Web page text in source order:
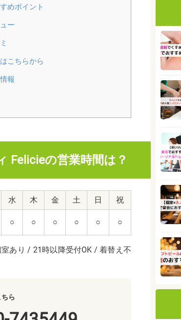
めポイント
ー
こちらから
報
Felicieの営業時間は？
水 木 金 土 日 祝
○ ○ ○ ○ ○ ○
あり / 21時以降受付OK / 着替え不
ら